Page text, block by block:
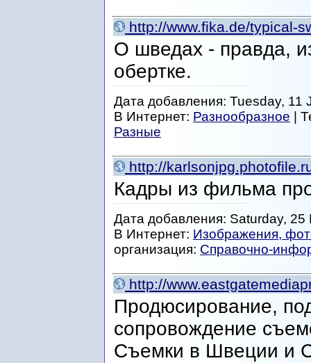
http://www.fika.de/typical-
О шведах - правда,
обертке.
Дата добавления: Tuesday, 11
В Интернет: Разнообразное |
Разные
http://
Кадры из фильма
Дата добавления: Saturday,
В Интернет: Изображения,
организация: Справочно-
http://
Продюсирование,
сопровождение
Съемки в Швеции и